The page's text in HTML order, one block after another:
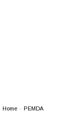
Home PEMDA